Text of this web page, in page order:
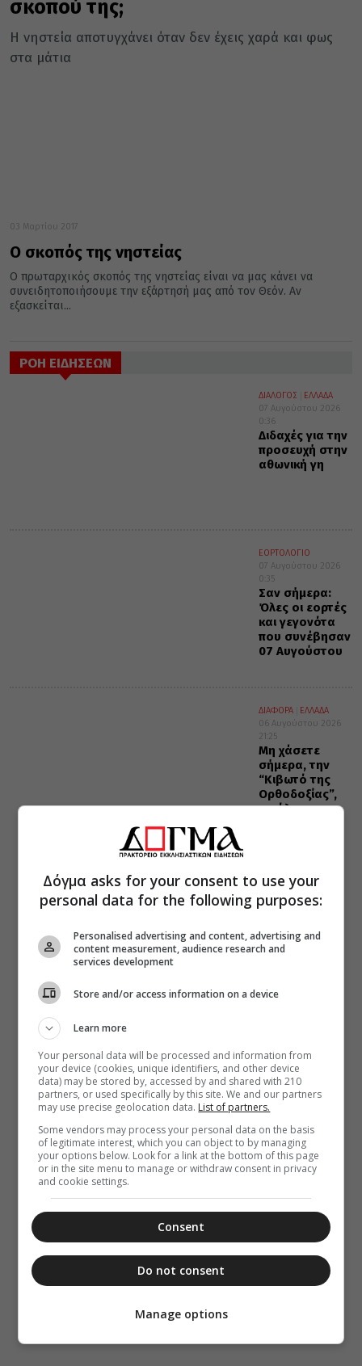
σκοπού της;
Η νηστεία αποτυγχάνει όταν δεν έχεις χαρά και φως
στα μάτια
03 Μαρτίου 2017
Ο σκοπός της νηστείας
Ο πρωταρχικός σκοπός της νηστείας είναι να μας κάνει να
συνειδητοποιήσουμε την εξάρτησή μας από τον Θεόν. Αν
εξασκείται...
ΡΟΗ ΕΙΔΗΣΕΩΝ
ΔΙΑΛΟΓΟΣ
ΕΛΛΑΔΑ
07 Αυγούστου 2026
0:36
Διδαχές για την
προσευχή στην
αθωνική γη
ΕΟΡΤΟΛΟΓΙΟ
07 Αυγούστου 2026
0:35
Σαν σήμερα:
Όλες οι εορτές
και γεγονότα
που συνέβησαν
07 Αυγούστου
ΔΙΑΦΟΡΑ
ΕΛΛΑΔΑ
06 Αυγούστου 2026
21:25
Μη χάσετε
σήμερα, την
“Κιβωτό της
Ορθοδοξίας”,
σε όλα τα
Δόγμα asks for your consent to use your
personal data for the following purposes:
Personalised advertising and content, advertising and
content measurement, audience research and
services development
Store and/or access information on a device
Learn more
Your personal data will be processed and information from
your device (cookies, unique identifiers, and other device
data) may be stored by, accessed by and shared with 210
partners, or used specifically by this site. We and our partners
may use precise geolocation data. List of partners.
Some vendors may process your personal data on the basis
of legitimate interest, which you can object to by managing
your options below. Look for a link at the bottom of this page
or in the site menu to manage or withdraw consent in privacy
and cookie settings.
Consent
Do not consent
Manage options